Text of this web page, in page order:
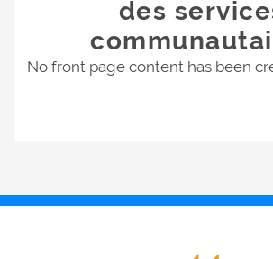
des
No front page content has been